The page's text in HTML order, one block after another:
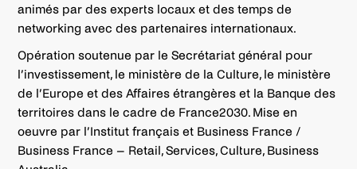
animés par des experts locaux et des temps de
networking avec des partenaires internationaux.
Opération soutenue par le Secrétariat général pour
l’investissement, le ministère de la Culture, le ministère
de l’Europe et des Affaires étrangères et la Banque des
territoires dans le cadre de France2030. Mise en
oeuvre par l’Institut français et Business France /
Business France – Retail, Services, Culture, Business